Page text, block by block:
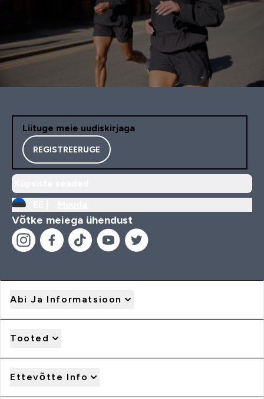
Liituge meie uudiskirjaga
REGISTREERUGE
Võtke meiega ühendust
Abi Ja Informatsioon
Tooted
Ettevõtte Info